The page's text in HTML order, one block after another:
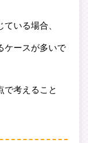
いる場合、
ケースが多いで
で考えること